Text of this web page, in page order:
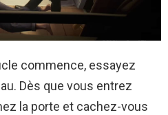
commence, essayez
Dès que vous entrez
la porte et cachez-vous